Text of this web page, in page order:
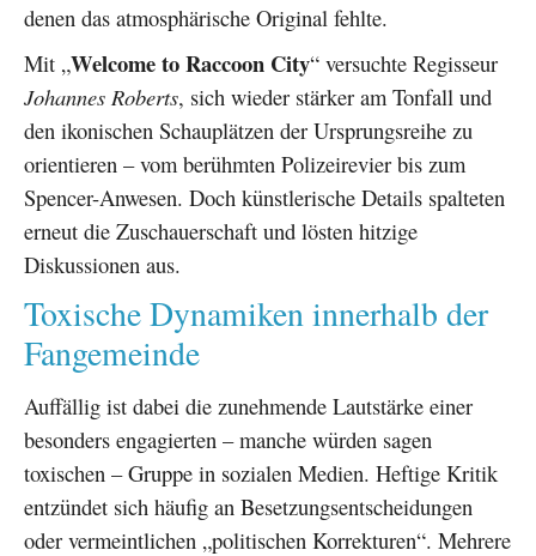
denen das atmosphärische Original fehlte.
Mit „Welcome to Raccoon City“ versuchte Regisseur
Johannes Roberts, sich wieder stärker am Tonfall und
den ikonischen Schauplätzen der Ursprungsreihe zu
orientieren – vom berühmten Polizeirevier bis zum
Spencer-Anwesen. Doch künstlerische Details spalteten
erneut die Zuschauerschaft und lösten hitzige
Diskussionen aus.
Toxische Dynamiken innerhalb der
Fangemeinde
Auffällig ist dabei die zunehmende Lautstärke einer
besonders engagierten – manche würden sagen
toxischen – Gruppe in sozialen Medien. Heftige Kritik
entzündet sich häufig an Besetzungsentscheidungen
oder vermeintlichen „politischen Korrekturen“. Mehrere